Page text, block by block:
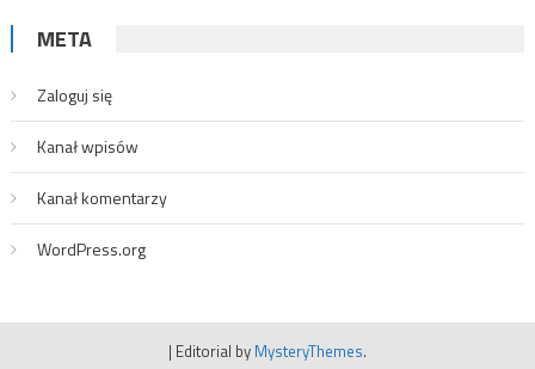
META
Zaloguj się
Kanał wpisów
Kanał komentarzy
WordPress.org
| Editorial by MysteryThemes.